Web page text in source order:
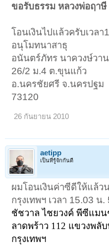
ขอรับธรรม หลวงพ่อฤาษี
โอนเงินไปแล้วครับเวล
อนุโมทนาสาธุ
อนันตร์ภัทร นาควงษ์วาน
26/2 ม.4 ต.ขุนแก้ว
อ.นครชัยศรี จ.นครปฐม
73120
26 กันยายน 2010
aetipp
เป็นที่รู้จักกันดี
ผมโอนเงินค่าซีดีให้แล้
กรุงเทพฯ เวลา 15.03
ชัชวาล ไชยวงค์ พีซีแม
ลาดพร้าว 112 แขวงพลั
กรุงเทพฯ